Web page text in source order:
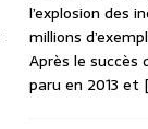
l’explosion des
millions
Après le succès
paru en 2013 et